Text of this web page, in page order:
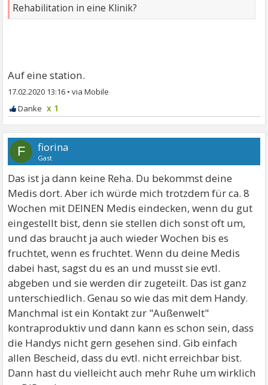
Rehabilitation in eine Klinik?
Auf eine station.
17.02.2020 13:16 •
x 1
F fiorina
Gast
Das ist ja dann keine Reha. Du bekommst deine
Medis dort. Aber ich würde mich trotzdem für ca. 8
Wochen mit DEINEN Medis eindecken, wenn du gut
eingestellt bist, denn sie stellen dich sonst oft um,
und das braucht ja auch wieder Wochen bis es
fruchtet, wenn es fruchtet. Wenn du deine Medis
dabei hast, sagst du es an und musst sie evtl.
abgeben und sie werden dir zugeteilt. Das ist ganz
unterschiedlich. Genau so wie das mit dem Handy.
Manchmal ist ein Kontakt zur "Außenwelt"
kontraproduktiv und dann kann es schon sein, dass
die Handys nicht gern gesehen sind. Gib einfach
allen Bescheid, dass du evtl. nicht erreichbar bist.
Dann hast du vielleicht auch mehr Ruhe um wirklich